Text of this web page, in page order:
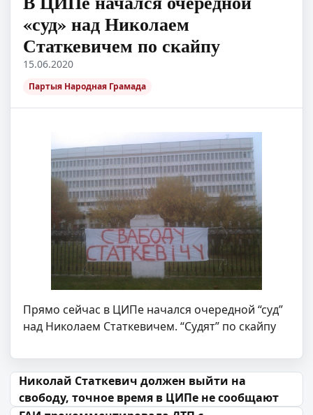
«суд» над Николаем
Статкевичем по скайпу
15.06.2020
Партыя Народная Грамада
Прямо сейчас в ЦИПе начался очередной “суд”
над Николаем Статкевичем. “Судят” по скайпу
Навігацыя па запісах
Николай Статкевич должен выйти на
свободу, точное время в ЦИПе не сообщают